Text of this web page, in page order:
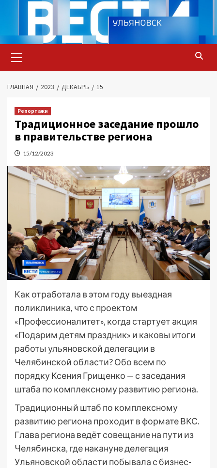
содержимому
меню
ГЛАВНАЯ 2023 ДЕКАБРЬ 15
Репортажи
Традиционное заседание прошло
в правительстве региона
15/12/2023
Как отработала в этом году выездная
поликлиника, что с проектом
«Профессионалитет», когда стартует акция
«Подарим детям праздник» и каковы итоги
работы ульяновской делегации в
Челябинской области? Обо всем по
порядку Ксения Грищенко — с заседания
штаба по комплексному развитию региона.
Традиционный штаб по комплексному
развитию региона проходит в формате ВКС.
Глава региона ведёт совещание на пути из
Челябинска, где накануне делегация
Ульяновской области побывала с бизнес-